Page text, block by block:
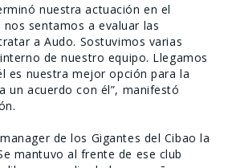
nuestra actuación en el
nos sentamos a evaluar las
a Audo. Sostuvimos varias
de nuestro equipo. Llegamos
es nuestra mejor opción para la
un acuerdo con él”, manifestó
de los Gigantes del Cibao la
mantuvo al frente de ese club